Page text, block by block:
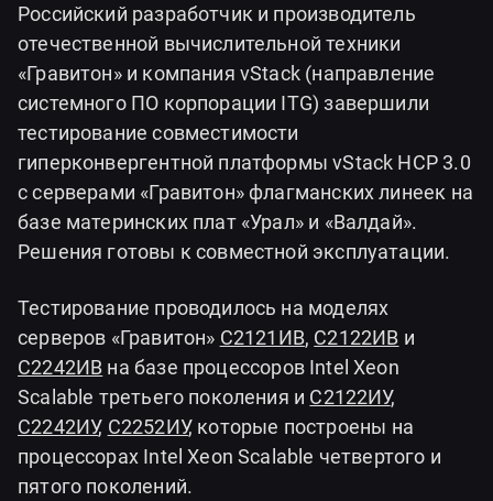
Российский разработчик и производитель
отечественной вычислительной техники
«Гравитон» и компания vStack (направление
системного ПО корпорации ITG) завершили
тестирование совместимости
гиперконвергентной платформы vStack HCP 3.0
с серверами «Гравитон» флагманских линеек на
базе материнских плат «Урал» и «Валдай».
Решения готовы к совместной эксплуатации.
Тестирование проводилось на моделях
серверов «Гравитон» С2121ИВ, С2122ИВ и
С2242ИВ на базе процессоров Intel Xeon
Scalable третьего поколения и С2122ИУ,
С2242ИУ, С2252ИУ, которые построены на
процессорах Intel Xeon Scalable четвертого и
пятого поколений.